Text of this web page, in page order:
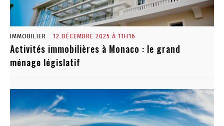
IMMOBILIER 12 DÉCEMBRE 2025 À 11H16
Activités immobilières à Monaco : le grand
ménage législatif